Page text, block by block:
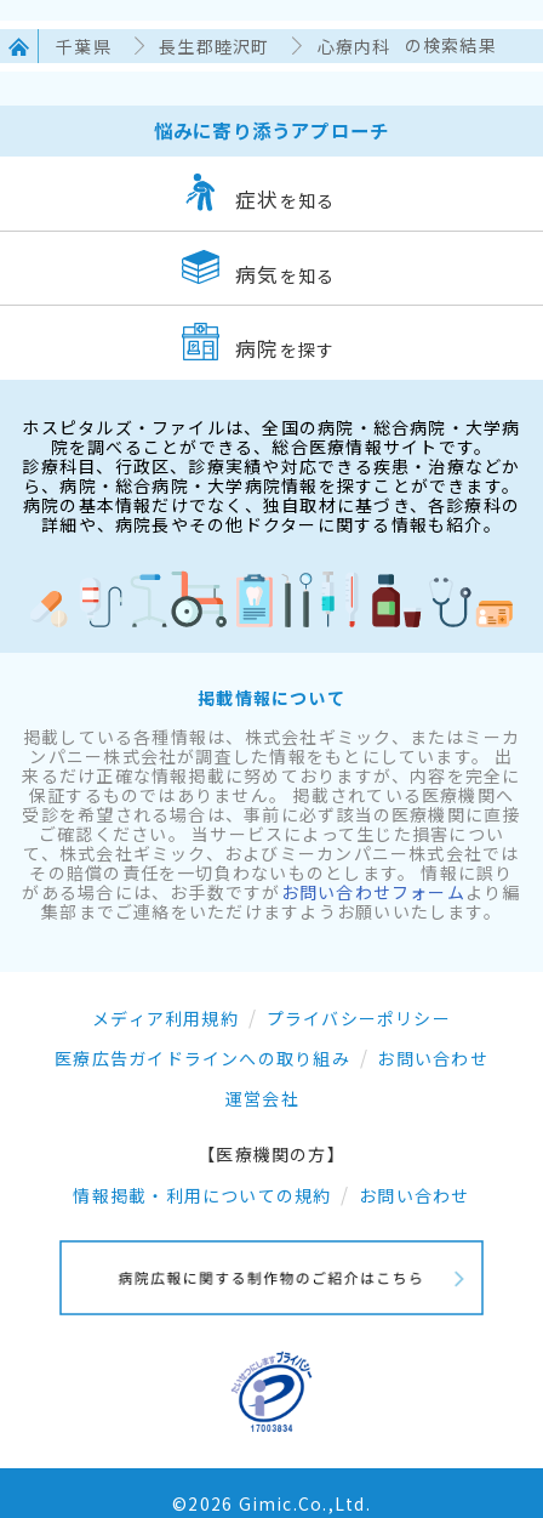
千葉県 長生郡睦沢町 心療内科 の検索結果
悩みに寄り添うアプローチ
症状 を知る
病気 を知る
病院 を探す
ホスピタルズ・ファイルは、全国の病院・総合病院・大学病
院を調べることができる、総合医療情報サイトです。
診療科目、行政区、診療実績や対応できる疾患・治療などか
ら、病院・総合病院・大学病院情報を探すことができます。
病院の基本情報だけでなく、独自取材に基づき、各診療科の
詳細や、病院長やその他ドクターに関する情報も紹介。
掲載情報について
掲載している各種情報は、株式会社ギミック、またはミーカ
ンパニー株式会社が調査した情報をもとにしています。 出
来るだけ正確な情報掲載に努めておりますが、内容を完全に
保証するものではありません。 掲載されている医療機関へ
受診を希望される場合は、事前に必ず該当の医療機関に直接
ご確認ください。 当サービスによって生じた損害につい
て、株式会社ギミック、およびミーカンパニー株式会社では
その賠償の責任を一切負わないものとします。 情報に誤り
がある場合には、お手数ですが お問い合わせフォーム より編
集部までご連絡をいただけますようお願いいたします。
メディア利用規約
プライバシーポリシー
医療広告ガイドラインへの取り組み
お問い合わせ
運営会社
【医療機関の方】
情報掲載・利用についての規約
お問い合わせ
©2026 Gimic.Co.,Ltd.